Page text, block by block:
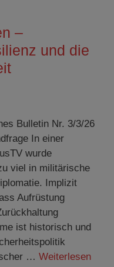
–
und die
Bulletin Nr. 3/3/26
In einer
wurde
viel in militärische
Implizit
Aufrüstung
ist historisch und
… Weiterlesen